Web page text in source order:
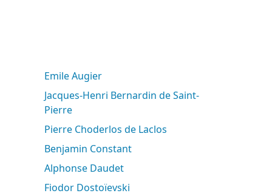
Emile Augier
Jacques-Henri Bernardin de Saint-
Pierre
Pierre Choderlos de Laclos
Benjamin Constant
Alphonse Daudet
Fiodor Dostoïevski